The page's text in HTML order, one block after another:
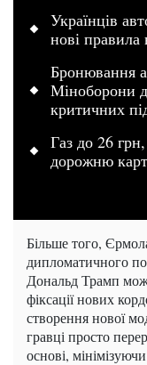
Українців
нові правила
Бронювання
Міноборони
критичних
Газ до 26
дорожню
Більше того,
дипломатичного
Дональд Трамп
фіксації нових
створення нової
гравці просто
основі,